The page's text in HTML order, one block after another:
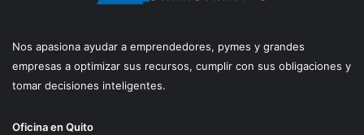
Nos apasiona ayudar a emprendedores, pymes y grandes
empresas a optimizar sus recursos, cumplir con sus obligaciones y
tomar decisiones inteligentes.
Oficina en Quito